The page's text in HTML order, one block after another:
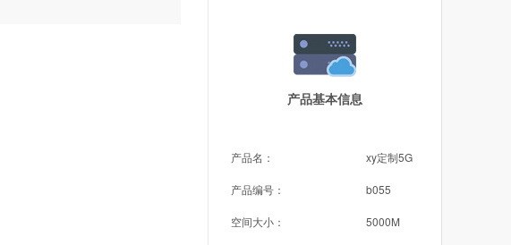
产品基本信息
产品名： xy定制5G
产品编号： b055
空间大小： 5000M